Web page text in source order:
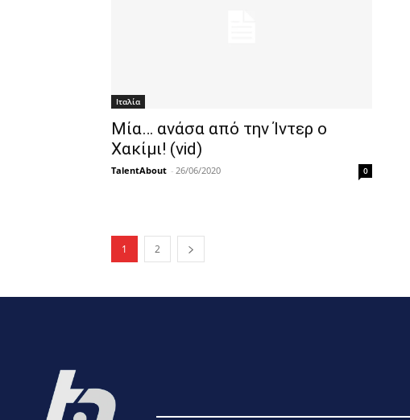
Ιταλία
Μία… ανάσα από την Ίντερ ο
Χακίμι! (vid)
TalentAbout - 26/06/2020 0
1 2